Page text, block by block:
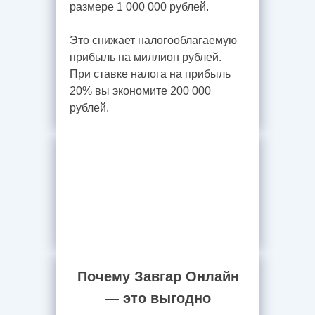
размере 1 000 000 рублей.
Это снижает налогооблагаемую
прибыль на миллион рублей.
При ставке налога на прибыль
20% вы экономите 200 000
рублей.
Почему Завгар Онлайн
— это выгодно